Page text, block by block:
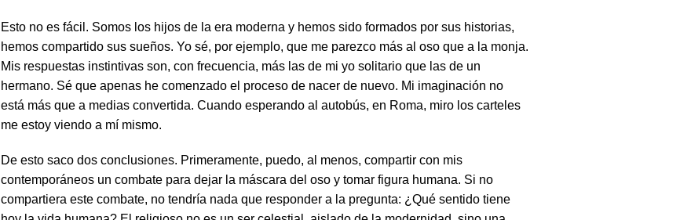
Esto no es fácil. Somos los hijos de la era moderna y hemos sido formados por sus historias,
hemos compartido sus sueños. Yo sé, por ejemplo, que me parezco más al oso que a la monja.
Mis respuestas instintivas son, con frecuencia, más las de mi yo solitario que las de un
hermano. Sé que apenas he comenzado el proceso de nacer de nuevo. Mi imaginación no
está más que a medias convertida. Cuando esperando al autobús, en Roma, miro los carteles
me estoy viendo a mí mismo.
De esto saco dos conclusiones. Primeramente, puedo, al menos, compartir con mis
contemporáneos un combate para dejar la máscara del oso y tomar figura humana. Si no
compartiera este combate, no tendría nada que responder a la pregunta: ¿Qué sentido tiene